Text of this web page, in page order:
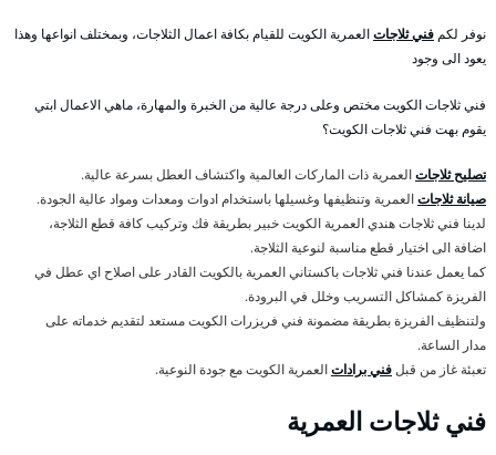
نوفر لكم فني ثلاجاتالعمرية الكويت للقيام بكافة اعمال الثلاجات، وبمختلف انواعها وهذا
يعود الى وجود
فني ثلاجات الكويت مختص وعلى درجة عالية من الخبرة والمهارة، ماهي الاعمال ابتي
يقوم بهت فني ثلاجات الكويت؟
تصليح ثلاجاتالعمرية ذات الماركات العالمية واكتشاف العطل بسرعة عالية.
صيانة ثلاجاتالعمرية وتنظيفها وغسيلها باستخدام ادوات ومعدات ومواد عالية الجودة.
لدينا فني ثلاجات هندي العمرية الكويت خبير بطريقة فك وتركيب كافة قطع الثلاجة،
اضافة الى اختيار قطع مناسبة لنوعية الثلاجة.
كما يعمل عندنا فني ثلاجات باكستاني العمرية بالكويت القادر على اصلاح اي عطل في
الفريزة كمشاكل التسريب وخلل في البرودة.
ولتنظيف الفريزة بطريقة مضمونة فني فريزرات الكويت مستعد لتقديم خدماته على
مدار الساعة.
تعبئة غاز من قبلفني براداتالعمرية الكويت مع جودة النوعية.
فني ثلاجات العمرية